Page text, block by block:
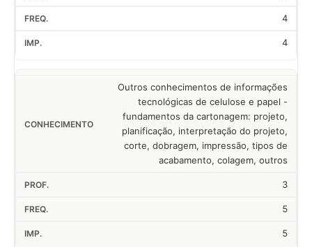
4
4
Outros conhecimentos de informações
tecnológicas de celulose e papel -
fundamentos da cartonagem: projeto,
planificação, interpretação do projeto,
corte, dobragem, impressão, tipos de
acabamento, colagem, outros
3
5
5